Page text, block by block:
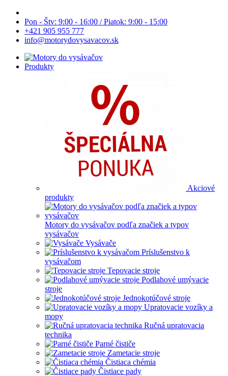
Pon - Štv: 9:00 - 16:00 / Piatok: 9:00 - 15:00
+421 905 955 777
info@motorydovysavacov.sk
Produkty
Akciové
produkty
Motory do vysávačov podľa značiek a typov
vysávačov
Vysávače
Príslušenstvo k
vysávačom
Tepovacie stroje
Podlahové umývacie
stroje
Jednokotúčové stroje
Upratovacie vozíky a
mopy
Ručná upratovacia
technika
Parné čističe
Zametacie stroje
Čistiaca chémia
Čistiace pady